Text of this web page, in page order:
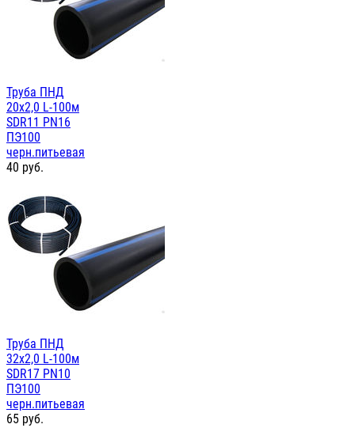
Труба ПНД
20х2,0 L-100м
SDR11 PN16
ПЭ100
черн.питьевая
40 руб.
Труба ПНД
32x2,0 L-100м
SDR17 PN10
ПЭ100
черн.питьевая
65 руб.